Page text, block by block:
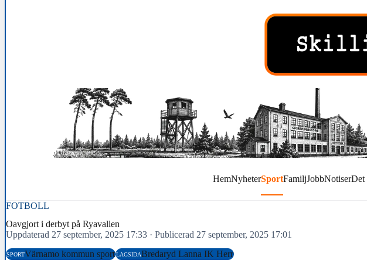
HemNyheterSportFamiljJobbNotiserDet
FOTBOLL
Oavgjort i derbyt på Ryavallen
Uppdaterad 27 september, 2025 17:33 · Publicerad 27 september, 2025 17:01
SPORTVärnamo kommun sportLAGSIDABredaryd Lanna IK Herr